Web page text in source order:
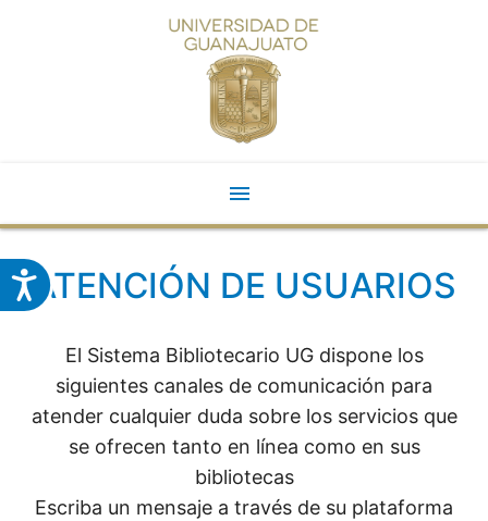
menu
ATENCIÓN DE USUARIOS
El Sistema Bibliotecario UG dispone los
siguientes canales de comunicación para
atender cualquier duda sobre los servicios que
se ofrecen tanto en línea como en sus
bibliotecas
Escriba un mensaje a través de su plataforma